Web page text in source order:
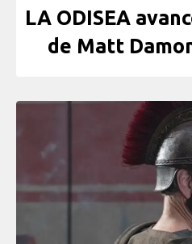
LA ODISEA
de Matt